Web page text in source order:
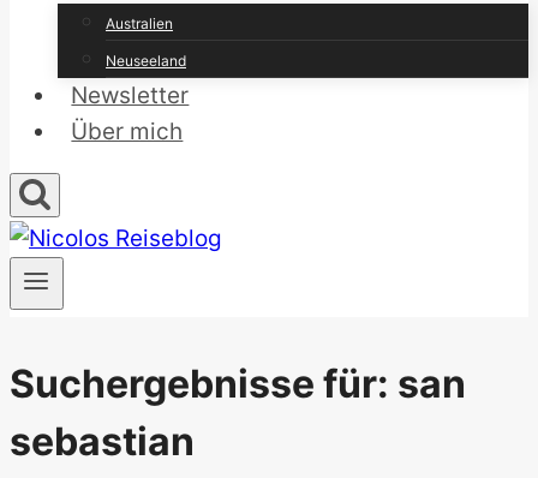
Australien
Neuseeland
Newsletter
Über mich
Suchergebnisse für: san
sebastian